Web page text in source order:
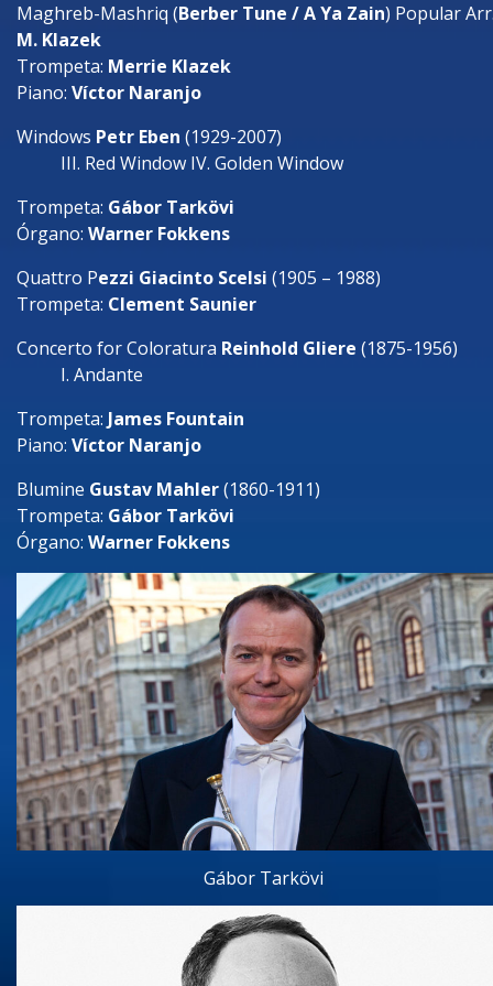
Maghreb-Mashriq (Berber Tune / A Ya Zain) Popular
M. Klazek
Trompeta: Merrie Klazek
Piano: Víctor Naranjo
Windows Petr Eben (1929-2007)
III. Red Window IV. Golden Window
Trompeta: Gábor Tarkövi
Órgano: Warner Fokkens
Quattro Pezzi Giacinto Scelsi (1905 – 1988)
Trompeta: Clement Saunier
Concerto for Coloratura Reinhold Gliere (1875-1956)
I. Andante
Trompeta: James Fountain
Piano: Víctor Naranjo
Blumine Gustav Mahler(1860-1911)
Trompeta: Gábor Tarkövi
Órgano: Warner Fokkens
Gábor Tarkövi